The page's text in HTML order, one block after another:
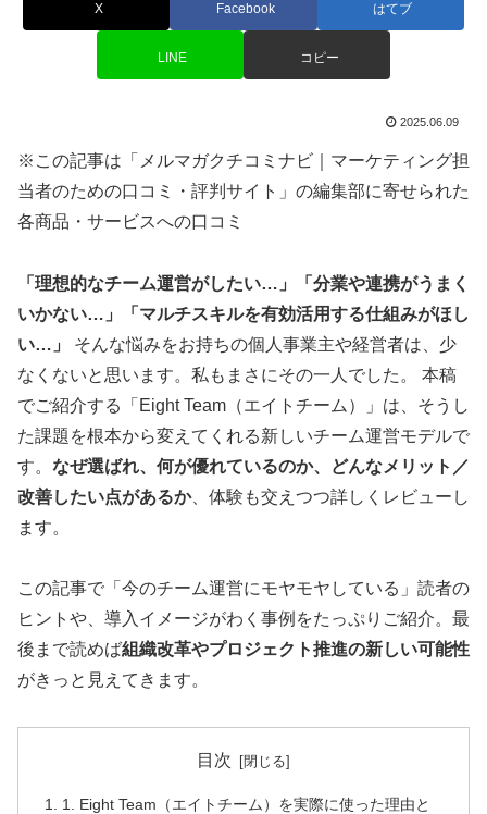
X Facebook はてブ
LINE コピー
2025.06.09
※この記事は「メルマガクチコミナビ｜マーケティング担
当者のための口コミ・評判サイト」の編集部に寄せられた
各商品・サービスへの口コミ
「理想的なチーム運営がしたい…」「分業や連携がうまく
いかない…」「マルチスキルを有効活用する仕組みがほし
い…」
そんな悩みをお持ちの個人事業主や経営者は、少
なくないと思います。私もまさにその一人でした。 本稿
でご紹介する「Eight Team（エイトチーム）」は、そうし
た課題を根本から変えてくれる新しいチーム運営モデルで
す。 なぜ選ばれ、何が優れているのか、どんなメリット／
改善したい点があるか、体験も交えつつ詳しくレビューし
ます。
この記事で「今のチーム運営にモヤモヤしている」読者の
ヒントや、導入イメージがわく事例をたっぷりご紹介。最
後まで読めば組織改革やプロジェクト推進の新しい可能性
がきっと見えてきます。
目次
1. Eight Team（エイトチーム）を実際に使った理由と